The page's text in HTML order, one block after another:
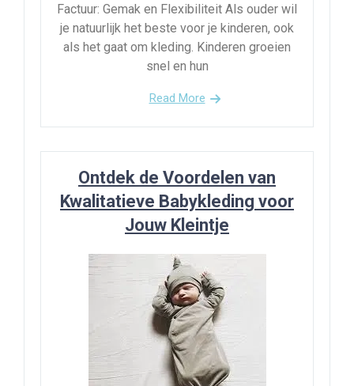
Factuur: Gemak en Flexibiliteit Als ouder wil
je natuurlijk het beste voor je kinderen, ook
als het gaat om kleding. Kinderen groeien
snel en hun
Read More
Ontdek de Voordelen van
Kwalitatieve Babykleding voor
Jouw Kleintje